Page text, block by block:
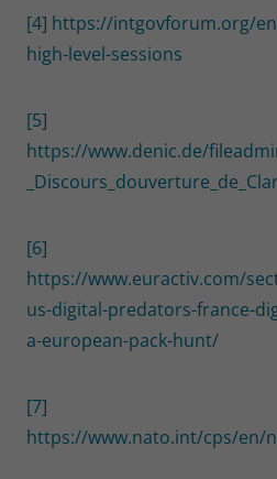
[4] https://intgovforum.org/
high-level-sessions
[5]
https://www.denic.de/
[6]
https://www.euractiv.com/
us-digital-predators-france-
a-european-pack-hunt/
[7]
https://www.nato.int/cps/en/